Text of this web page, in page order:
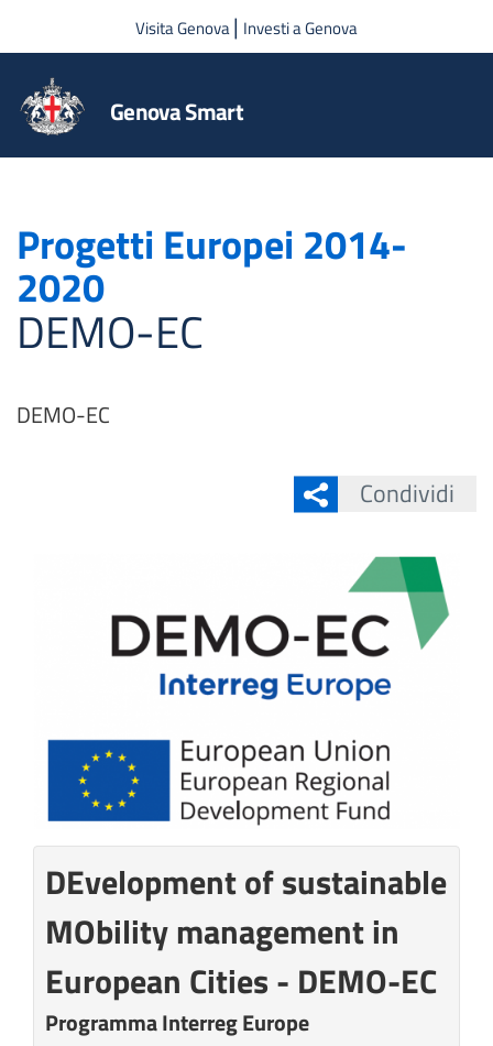
Salta al contenuto principale
Visita Genova| Investi a Genova
Genova Smart
Progetti Europei 2014-
2020
DEMO-EC
DEMO-EC
Condividi
DEvelopment of sustainable
MObility management in
European Cities - DEMO-EC
Programma Interreg Europe